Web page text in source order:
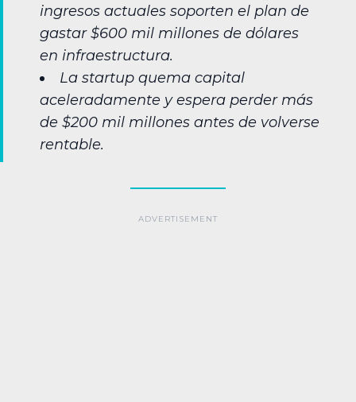
ingresos actuales soporten el plan de
gastar $600 mil millones de dólares
en infraestructura.
La startup quema capital
aceleradamente y espera perder más
de $200 mil millones antes de volverse
rentable.